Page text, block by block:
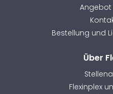
Bestellung und
Über
Flexinplex